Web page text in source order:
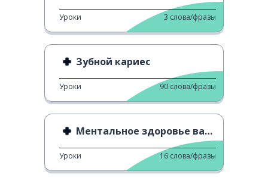
Уроки 3 слова/фразы
Зубной кариес
Уроки 90 слова/фразы
Ментальное здоровье важно
Уроки 16 слова/фразы